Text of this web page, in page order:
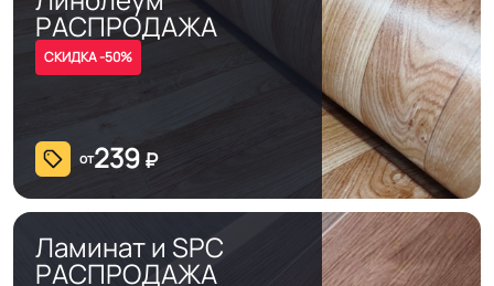
РАСПРОДАЖА
СКИДКА -50%
от239 ₽
Ламинат и SPC
РАСПРОДАЖА